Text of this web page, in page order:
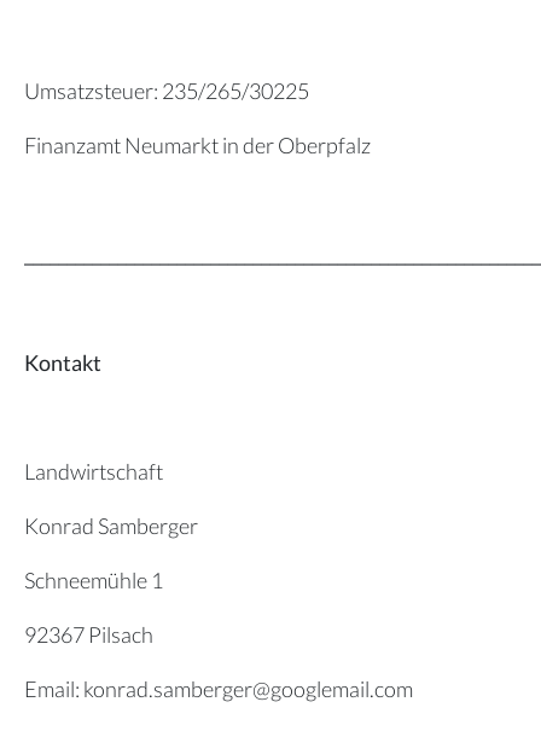
Umsatzsteuer: 235/265/30225
Finanzamt Neumarkt in der Oberpfalz
Kontakt
Landwirtschaft
Konrad Samberger
Schneemühle 1
92367 Pilsach
Email: konrad.samberger@googlemail.com